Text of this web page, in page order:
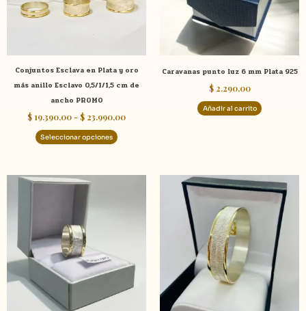
Conjuntos Esclava en Plata y oro
más anillo Esclavo 0,5/1/1,5 cm de
ancho PROMO
$ 19.390,00- $ 23.990,00
Seleccionar opciones
opciones
elegir
en
la
de
producto
Caravanas punto luz 6 mm Plata 925
$2.290,00
Añadir al carrito
opciones
se
Este
tiene
Las
se
pueden